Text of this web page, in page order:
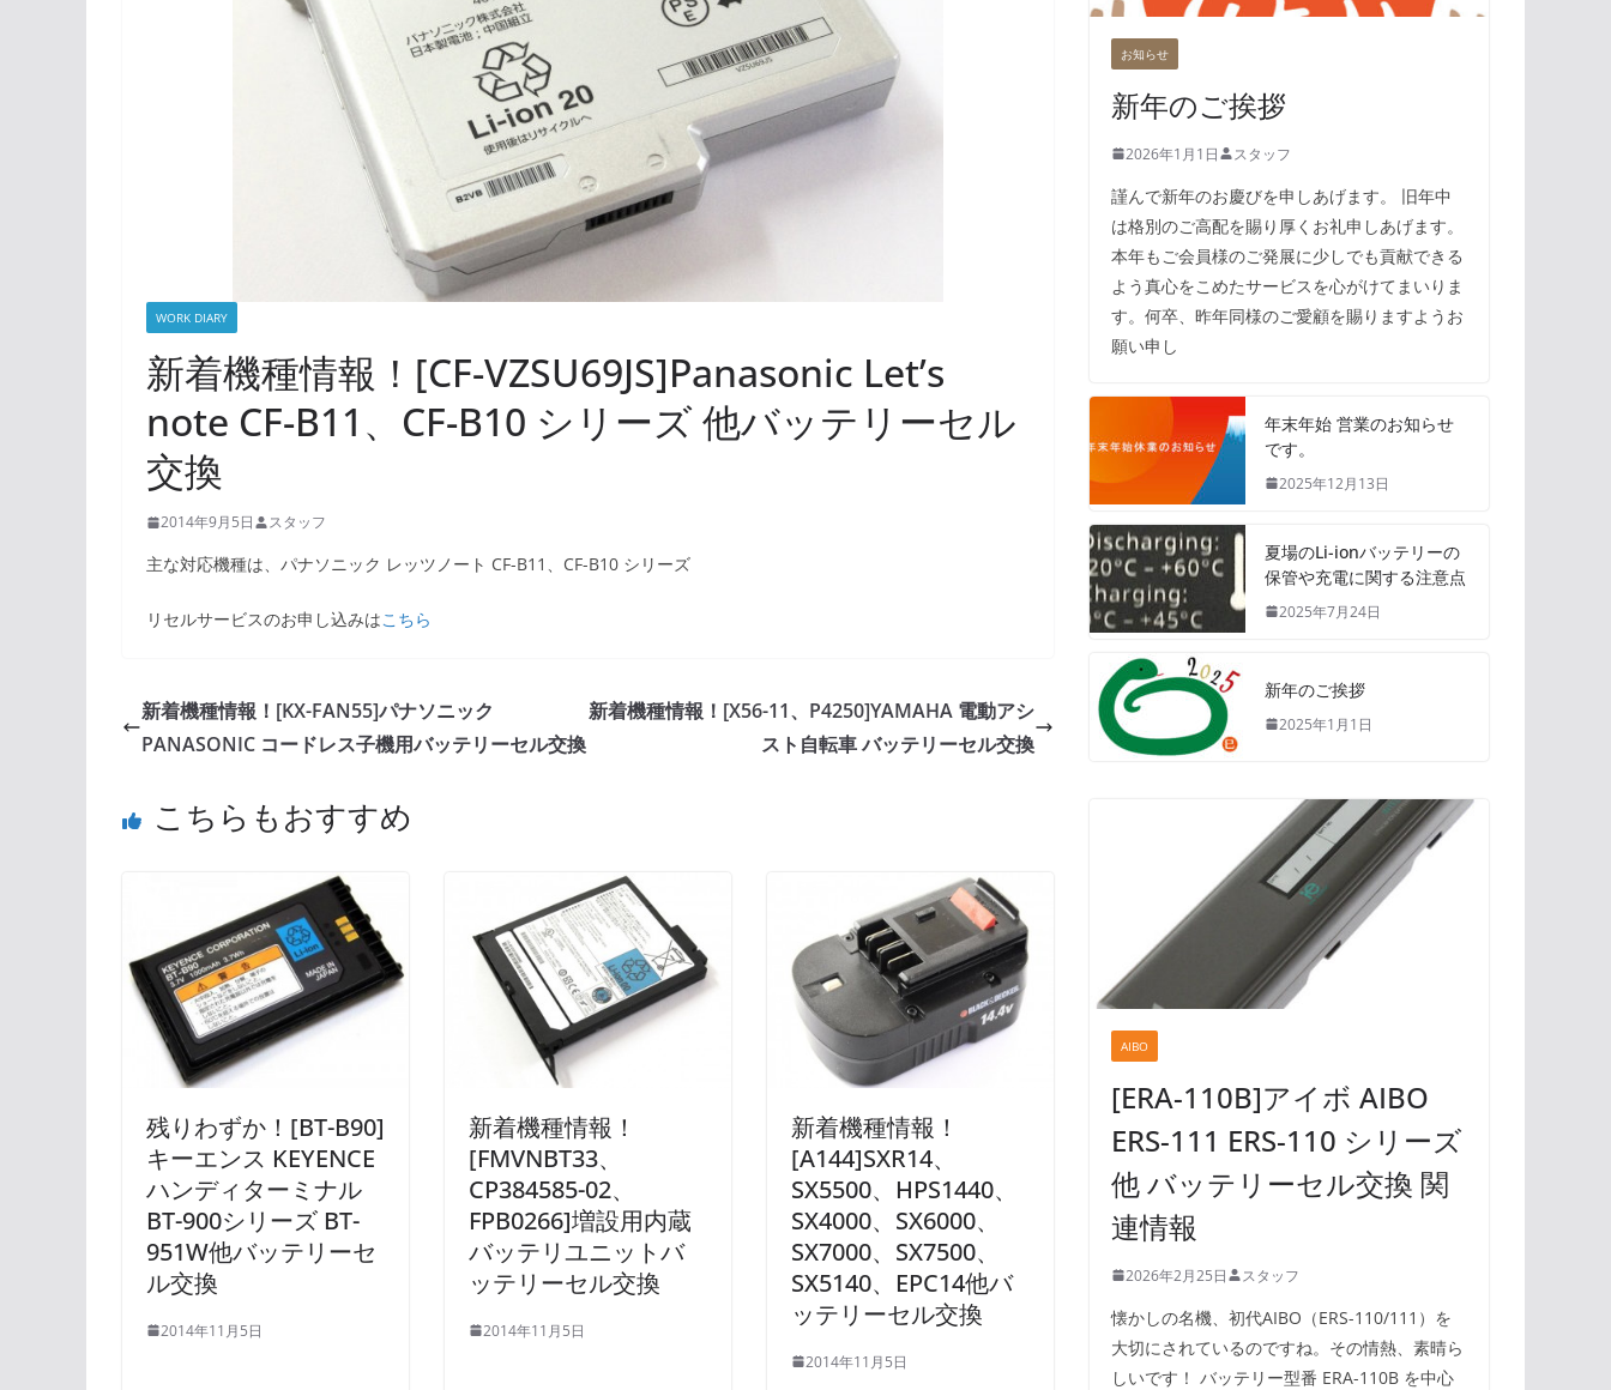
WORK DIARY
新着機種情報！[CF-VZSU69JS]Panasonic Let’s
note CF-B11、CF-B10 シリーズ 他バッテリーセル
交換
2014年9月5日 スタッフ
主な対応機種は、パナソニック レッツノート CF-B11、CF-B10 シリーズ
リセルサービスのお申し込みはこちら
新着機種情報！[KX-FAN55]パナソニック
PANASONIC コードレス子機用バッテリーセル交換
新着機種情報！[X56-11、P4250]YAMAHA 電動アシ
スト自転車 バッテリーセル交換
こちらもおすすめ
残りわずか！[BT-B90]
キーエンス KEYENCE
ハンディターミナル
BT-900シリーズ BT-
951W他バッテリーセ
ル交換
2014年11月5日
新着機種情報！
[FMVNBT33、
CP384585-02、
FPB0266]増設用内蔵
バッテリユニットバ
ッテリーセル交換
2014年11月5日
新着機種情報！
[A144]SXR14、
SX5500、HPS1440、
SX4000、SX6000、
SX7000、SX7500、
SX5140、EPC14他バ
ッテリーセル交換
2014年11月5日
お知らせ
新年のご挨拶
2026年1月1日 スタッフ
謹んで新年のお慶びを申しあげます。 旧年中
は格別のご高配を賜り厚くお礼申しあげます。
本年もご会員様のご発展に少しでも貢献できる
よう真心をこめたサービスを心がけてまいりま
す。何卒、昨年同様のご愛顧を賜りますようお
願い申し
年末年始 営業のお知らせ
です。
2025年12月13日
夏場のLi-ionバッテリーの
保管や充電に関する注意点
2025年7月24日
新年のご挨拶
2025年1月1日
AIBO
[ERA-110B]アイボ AIBO
ERS-111 ERS-110 シリーズ
他 バッテリーセル交換 関
連情報
2026年2月25日 スタッフ
懐かしの名機、初代AIBO（ERS-110/111）を
大切にされているのですね。その情熱、素晴ら
しいです！ バッテリー型番 ERA-110B を中心